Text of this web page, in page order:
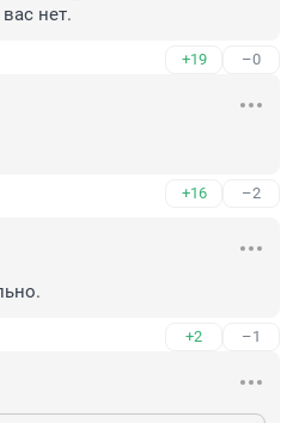
нет.
+19 –0
+16 –2
+2 –1